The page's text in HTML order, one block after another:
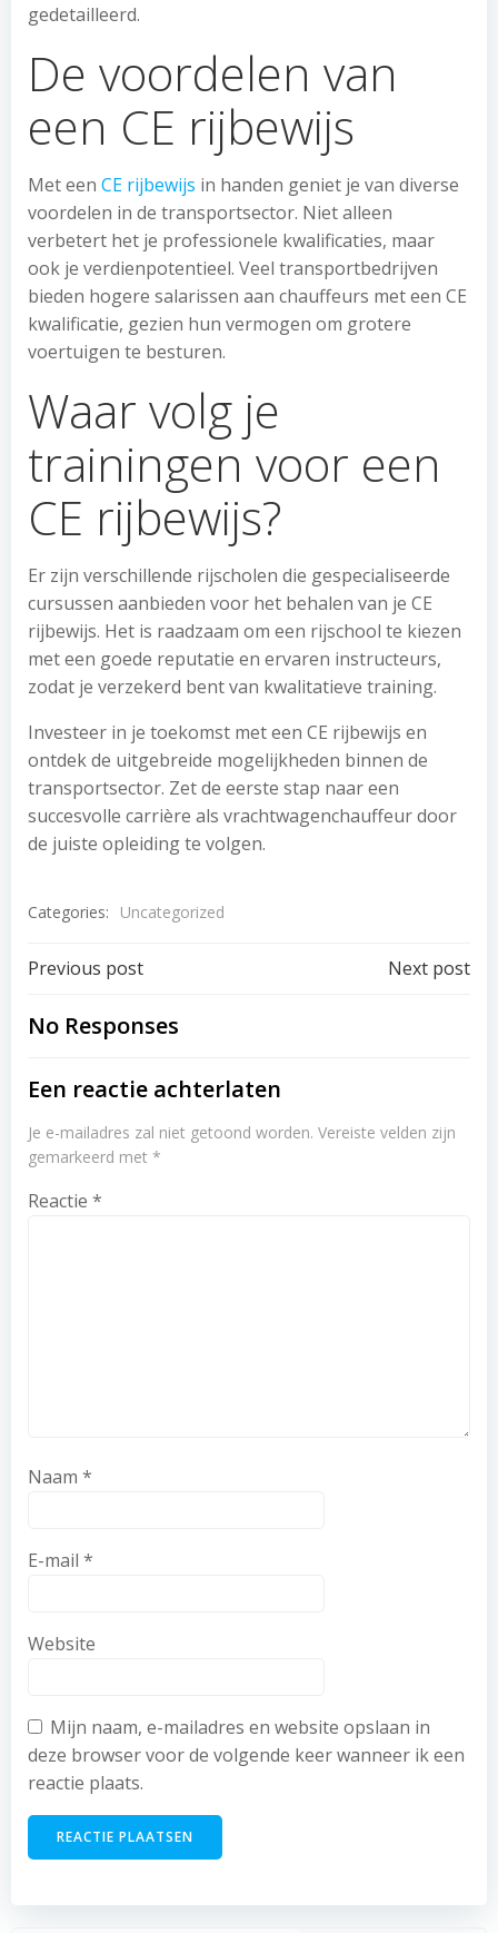
gedetailleerd.
De voordelen van
een CE rijbewijs
Met een CE rijbewijs in handen geniet je van diverse
voordelen in de transportsector. Niet alleen
verbetert het je professionele kwalificaties, maar
ook je verdienpotentieel. Veel transportbedrijven
bieden hogere salarissen aan chauffeurs met een CE
kwalificatie, gezien hun vermogen om grotere
voertuigen te besturen.
Waar volg je
trainingen voor een
CE rijbewijs?
Er zijn verschillende rijscholen die gespecialiseerde
cursussen aanbieden voor het behalen van je CE
rijbewijs. Het is raadzaam om een rijschool te kiezen
met een goede reputatie en ervaren instructeurs,
zodat je verzekerd bent van kwalitatieve training.
Investeer in je toekomst met een CE rijbewijs en
ontdek de uitgebreide mogelijkheden binnen de
transportsector. Zet de eerste stap naar een
succesvolle carrière als vrachtwagenchauffeur door
de juiste opleiding te volgen.
Categories: Uncategorized
Post
navigation
Previous post Next post
No Responses
Een reactie achterlaten
Je e-mailadres zal niet getoond worden. Vereiste velden zijn
gemarkeerd met *
Reactie *
Naam *
E-mail *
Website
Mijn naam, e-mailadres en website opslaan in
deze browser voor de volgende keer wanneer ik een
reactie plaats.